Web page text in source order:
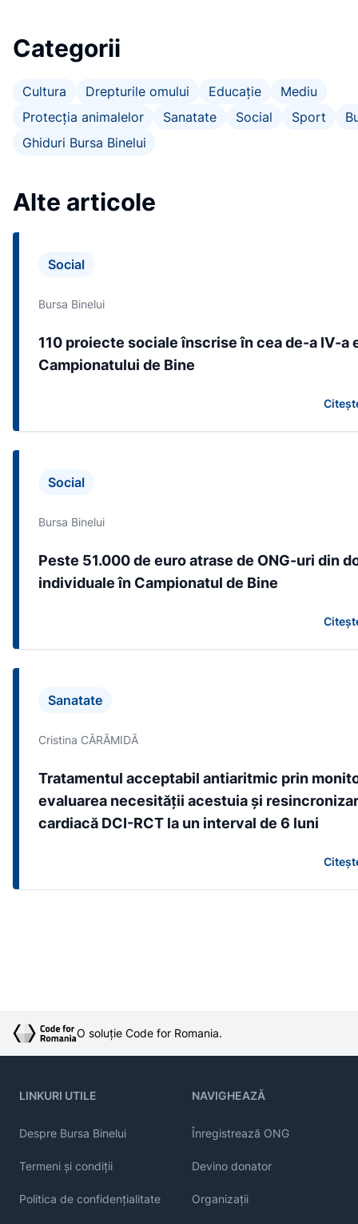
Categorii
Cultura Drepturile omului Educație
Mediu
Protecția animalelor
Sanatate Social Sport
Ghiduri Bursa Binelui
Alte articole
Social
Bursa Binelui
110 proiecte sociale înscrise în cea de-a IV-a
Campionatului de Bine
Social
Bursa Binelui
Peste 51.000 de euro atrase de ONG-uri din
individuale în Campionatul de Bine
Sanatate
Cristina CĂRĂMIDĂ
Tratamentul acceptabil antiaritmic prin
evaluarea necesităţii acestuia şi
cardiacă DCI-RCT la un interval de 6 luni
O soluție Code for Romania.
LINKURI UTILE
Despre Bursa Binelui
Termeni și condiții
Politica de confidențialitate
NAVIGHEAZĂ
Înregistrează ONG
Devino donator
Organizații